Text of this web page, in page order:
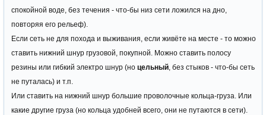
спокойной воде, без течения - что-бы низ сети ложился на дно,
повторяя его рельеф).
Если сеть не для похода и выживания, если живёте на месте - то можно
ставить нижний шнур грузовой, покупной. Можно ставить полосу
резины или гибкий электро шнур (но цельный, без стыков - что-бы сеть
не путалась) и т.п.
Или ставить на нижний шнур большие проволочные кольца-груза. Или
какие другие груза (но кольца удобней всего, они не путаются в сети).